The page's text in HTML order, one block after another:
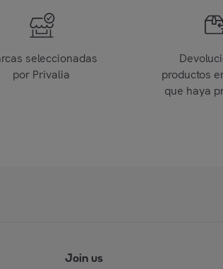
seleccionadas
por Privalia
productos
que haya
Join us